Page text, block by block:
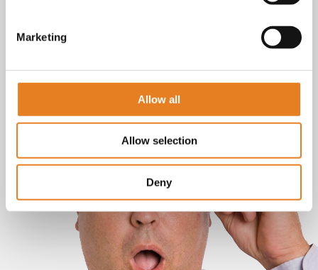
Marketing
Allow all
Allow selection
Deny